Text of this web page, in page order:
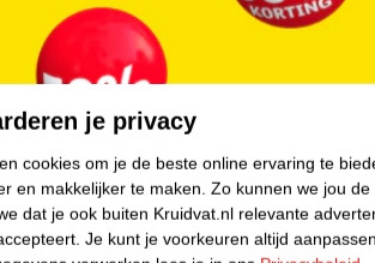
nieuwste i-Size veiligheidsnormen
je privacy
cookies om je de beste online ervaring te
en makkelijker te maken. Zo kunnen we jou
dat je ook buiten Kruidvat.nl relevante
Je kunt je voorkeuren altijd